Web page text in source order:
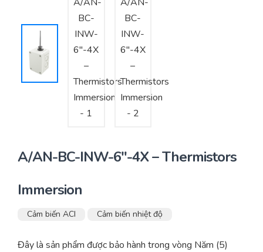
Tư vấn thiết kế, thi công tủ điều khiển
Thi công – Lắp đặt hệ thống HVAC
A/AN-BC-INW-6″-4X – Thermistors
Immersion
Cảm biến ACI Cảm biến nhiệt độ
Đây là sản phẩm được bảo hành trong vòng Năm (5)